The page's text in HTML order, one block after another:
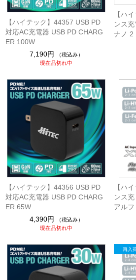
【ハイテック】44357 USB PD
対応AC充電器 USB PD CHARG
ER 100W
7,190円
（税込み）
現在品切れ中
【ハ
ンス
ナノ 2
【ハイテック】44356 USB PD
対応AC充電器 USB PD CHARG
ER 65W
4,390円
（税込み）
現在品切れ中
【ハ
ンス
アルフ